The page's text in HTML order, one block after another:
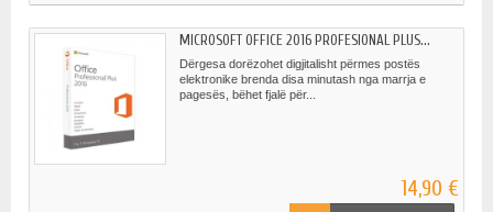
MICROSOFT OFFICE 2016 PROFESIONAL PLUS...
Dërgesa dorëzohet digjitalisht përmes postës
elektronike brenda disa minutash nga marrja e
pagesës, bëhet fjalë për...
14,90 €